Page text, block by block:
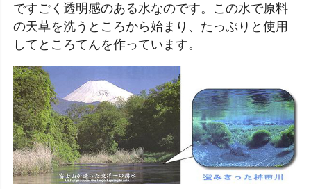
ですごく透明感のある水なのです。この水で原料
の天草を洗うところから始まり、たっぶりと使用
してところてんを作っています。